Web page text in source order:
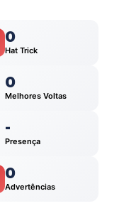
0
Hat Trick
0
Melhores Voltas
-
Presença
0
Advertências